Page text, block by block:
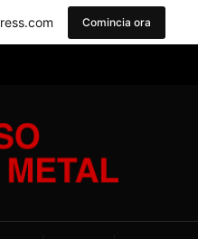
& Metal
Comincia ora